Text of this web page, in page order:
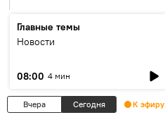
Главные темы
Новости
08:00 4 мин
Вчера Сегодня К эфиру